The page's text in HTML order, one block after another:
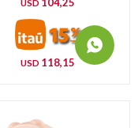
USD 118,15